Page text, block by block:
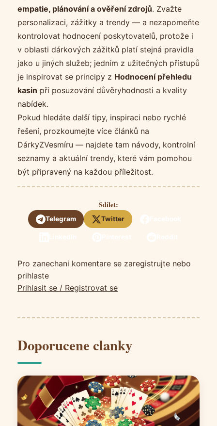
empatie, plánování a ověření zdrojů. Zvažte
personalizaci, zážitky a trendy — a nezapomeňte
kontrolovat hodnocení poskytovatelů, protože i
v oblasti dárkových zážitků platí stejná pravidla
jako u jiných služeb; jedním z užitečných přístupů
je inspirovat se principy z Hodnocení přehledu
kasin při posuzování důvěryhodnosti a kvality
nabídek.
Pokud hledáte další tipy, inspiraci nebo rychlé
řešení, prozkoumejte více článků na
DárkyZVesmíru — najdete tam návody, kontrolní
seznamy a aktuální trendy, které vám pomohou
být připravený na každou příležitost.
Sdilet:
Telegram Twitter
Pro zanechani komentare se zaregistrujte nebo
prihlaste
Prihlasit se / Registrovat se
Doporucene clanky